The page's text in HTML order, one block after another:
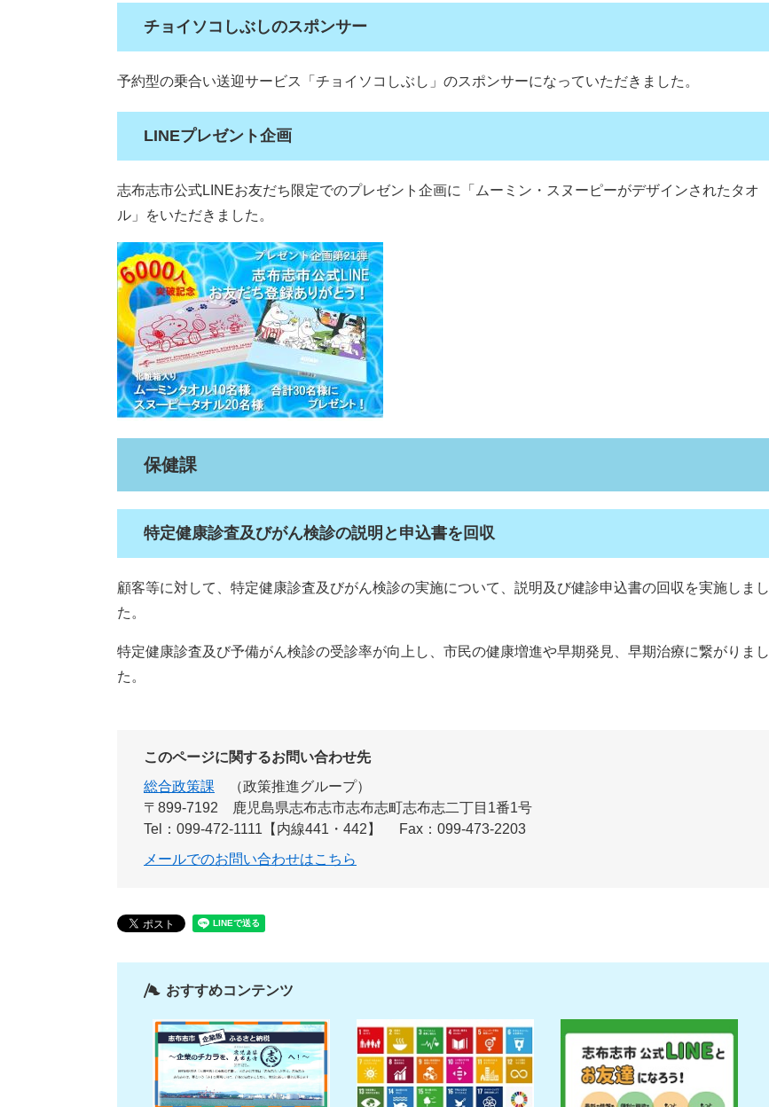
チョイソコしぶしのスポンサー
予約型の乗合い送迎サービス「チョイソコしぶし」のスポンサーになっていただきました。
LINEプレゼント企画
志布志市公式LINEお友だち限定でのプレゼント企画に「ムーミン・スヌーピーがデザインされたタオ
ル」をいただきました。
保健課
特定健康診査及びがん検診の説明と申込書を回収
顧客等に対して、特定健康診査及びがん検診の実施について、説明及び健診申込書の回収を実施しまし
た。
特定健康診査及び予備がん検診の受診率が向上し、市民の健康増進や早期発見、早期治療に繋がりまし
た。
このページに関するお問い合わせ先
総合政策課
政策推進グループ
〒899‐7192
鹿児島県志布志市志布志町志布志二丁目1番1号
Tel：099-472-1111【内線441・442】
Fax：099-473-2203
メールでのお問い合わせはこちら
おすすめコンテンツ